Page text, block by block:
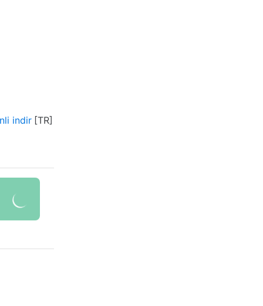
indir